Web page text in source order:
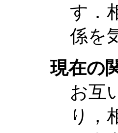
す．
係を
現在の
お互
り，